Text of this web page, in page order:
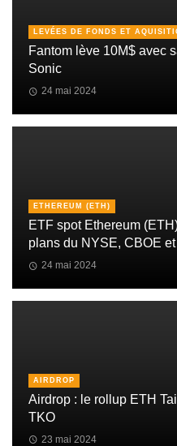
LEVÉES DE FONDS ET
Fantom lève 10M$ avec
Sonic
24 mai 2024
ETHEREUM (ETH)
ETF spot Ethereum
plans du NYSE, CBOE
24 mai 2024
AIRDROP
Airdrop : le rollup ETH
TKO
23 mai 2024